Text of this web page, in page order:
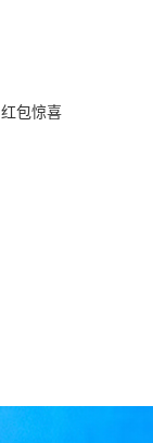
红包惊喜